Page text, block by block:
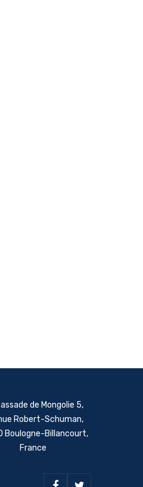
de Mongolie 5,
Robert-Schuman,
Boulogne-Billancourt,
France